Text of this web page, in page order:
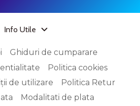
Info Utile
Ghiduri de cumparare
Politica cookies
de utilizare
Politica Retur
Modalitati de plata